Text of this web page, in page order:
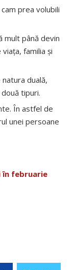
prea volubili
mult până devin
familia și
duală,
tipuri.
În astfel de
unei persoane
în februarie